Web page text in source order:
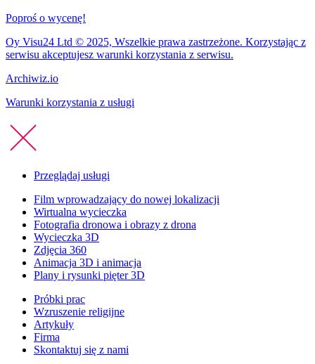
Poproś o wycenę!
Oy Visu24 Ltd © 2025, Wszelkie prawa zastrzeżone. Korzystając z
serwisu akceptujesz warunki korzystania z serwisu.
Archiwiz.io
Warunki korzystania z usługi
Przeglądaj usługi
Film wprowadzający do nowej lokalizacji
Wirtualna wycieczka
Fotografia dronowa i obrazy z drona
Wycieczka 3D
Zdjęcia 360
Animacja 3D i animacja​
Plany i rysunki pięter 3D​
Próbki prac
Wzruszenie religijne
Artykuły
Firma
Skontaktuj się z nami